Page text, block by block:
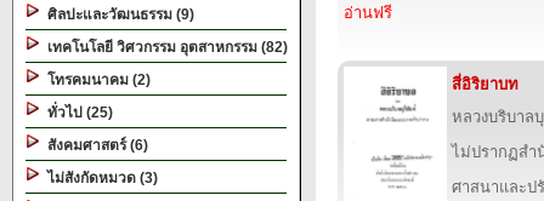
ศิลปะและวัฒนธรรม (9)
เทคโนโลยี วิศวกรรม อุตสาหกรรม (82)
โทรคมนาคม (2)
ทั่วไป (25)
สังคมศาสตร์ (6)
ไม่สังกัดหมวด (3)
อ่านฟรี
สี่อิริยาบท
หลวงบริบา
ไม่ปรากฏส
ศาสนาและป